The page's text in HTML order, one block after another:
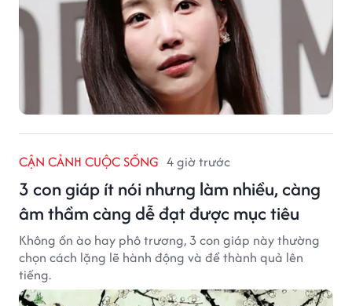
CẬN CẢNH CUỘC SỐNG 4 giờ trước
3 con giáp ít nói nhưng làm nhiều, càng
âm thầm càng dễ đạt được mục tiêu
Không ồn ào hay phô trương, 3 con giáp này thường
chọn cách lặng lẽ hành động và để thành quả lên
tiếng.